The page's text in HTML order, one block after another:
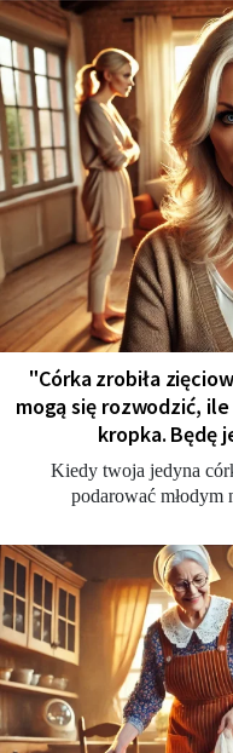
"Córka zrobiła
mogą się rozwodzić,
kropka. Będę
Kiedy twoja jedyna
podarować młodym